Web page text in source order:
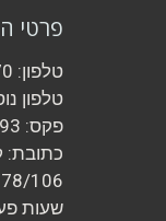
פרטי
טלפון: 077-3501470
טלפון נוסף: 08-
פקס: 072-2446993
כתובת:
106
שעות